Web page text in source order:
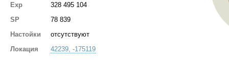
Exp
328 495 104
SP
78 839
Настойки
отсутствуют
Локация
42239, -175119